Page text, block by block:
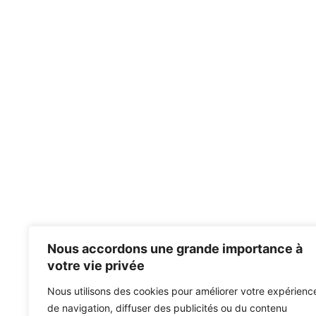
Nous accordons une grande importance à
votre vie privée
Nous utilisons des cookies pour améliorer votre
de navigation, diffuser des publicités ou du contenu